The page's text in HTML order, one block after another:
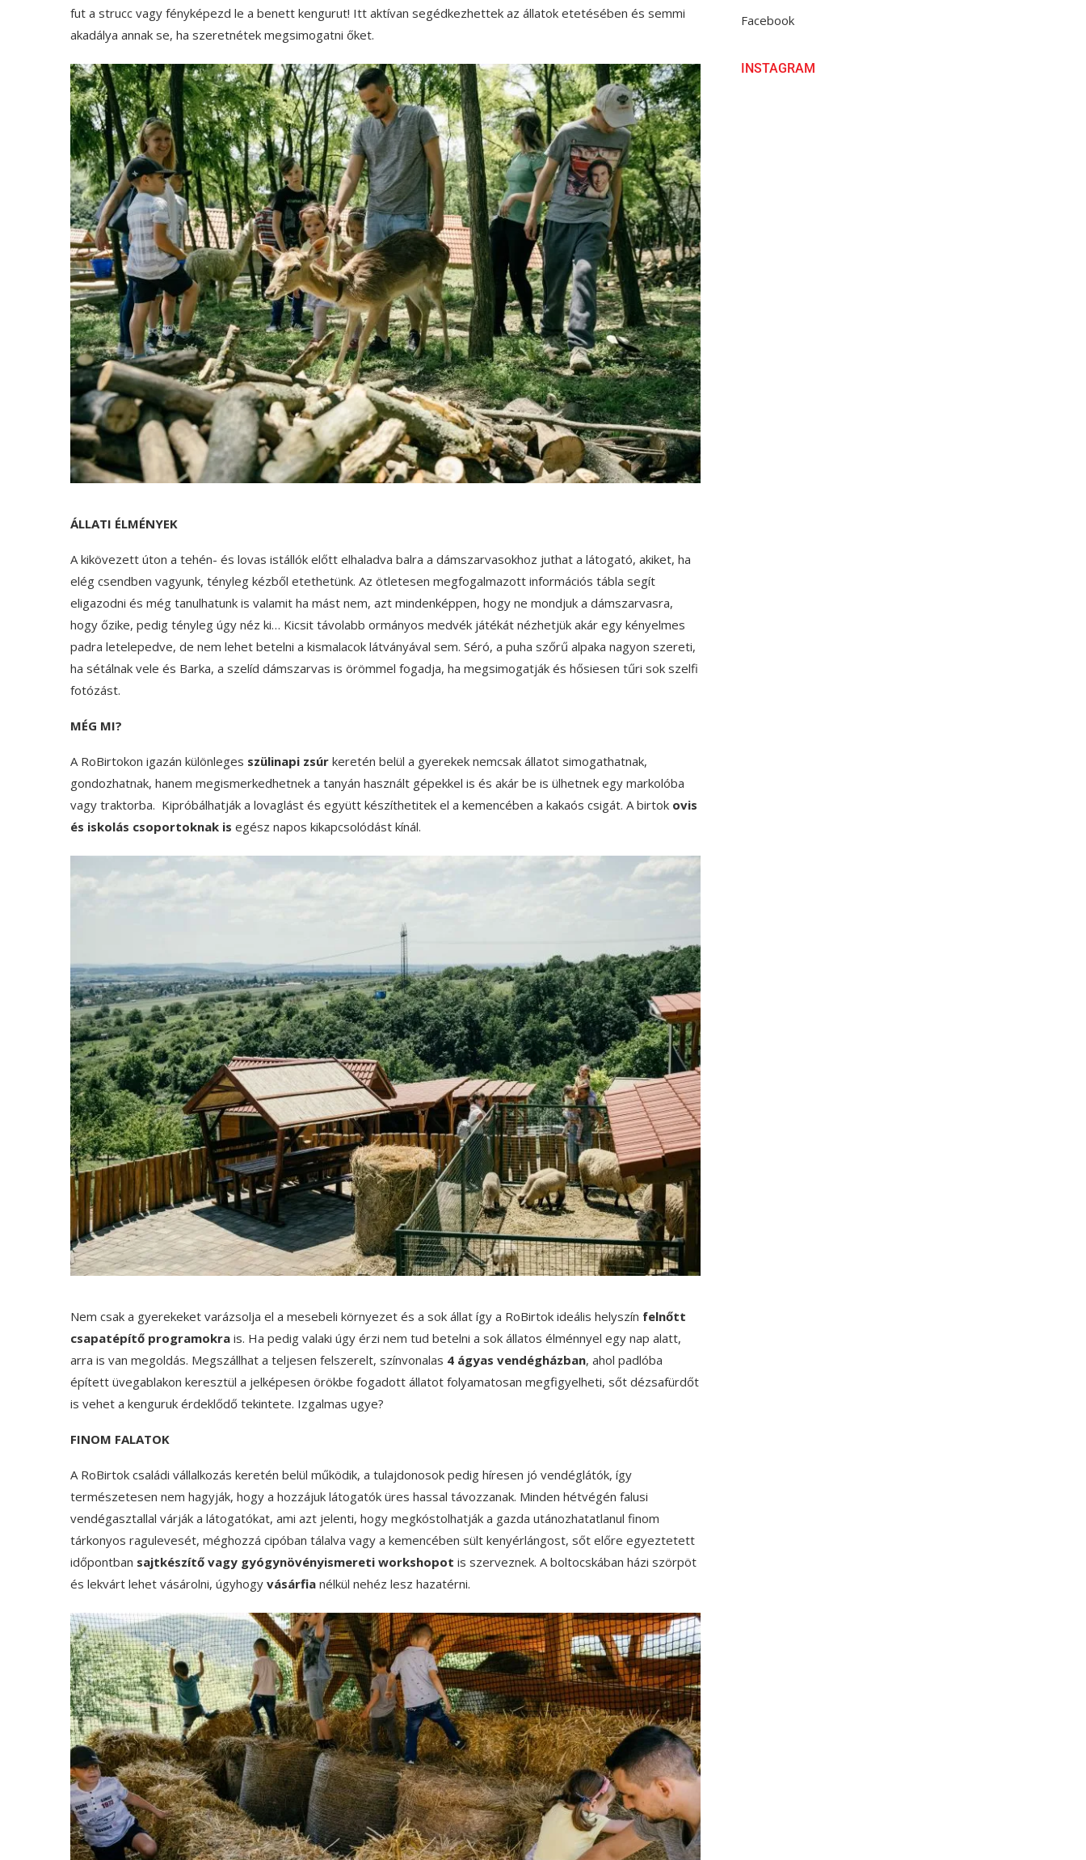
fut a strucc vagy fényképezd le a benett kengurut! Itt aktívan segédkezhettek az állatok etetésében és semmi
akadálya annak se, ha szeretnétek megsimogatni őket.
ÁLLATI ÉLMÉNYEK
A kikövezett úton a tehén- és lovas istállók előtt elhaladva balra a dámszarvasokhoz juthat a látogató, akiket, ha
elég csendben vagyunk, tényleg kézből etethetünk. Az ötletesen megfogalmazott információs tábla segít
eligazodni és még tanulhatunk is valamit ha mást nem, azt mindenképpen, hogy ne mondjuk a dámszarvasra,
hogy őzike, pedig tényleg úgy néz ki… Kicsit távolabb ormányos medvék játékát nézhetjük akár egy kényelmes
padra letelepedve, de nem lehet betelni a kismalacok látványával sem. Séró, a puha szőrű alpaka nagyon szereti,
ha sétálnak vele és Barka, a szelíd dámszarvas is örömmel fogadja, ha megsimogatják és hősiesen tűri sok szelfi
fotózást.
MÉG MI?
A RoBirtokon igazán különleges szülinapi zsúr keretén belül a gyerekek nemcsak állatot simogathatnak,
gondozhatnak, hanem megismerkedhetnek a tanyán használt gépekkel is és akár be is ülhetnek egy markolóba
vagy traktorba. Kipróbálhatják a lovaglást és együtt készíthetitek el a kemencében a kakaós csigát. A birtok ovis
és iskolás csoportoknak is egész napos kikapcsolódást kínál.
Nem csak a gyerekeket varázsolja el a mesebeli környezet és a sok állat így a RoBirtok ideális helyszín felnőtt
csapatépítő programokra is. Ha pedig valaki úgy érzi nem tud betelni a sok állatos élménnyel egy nap alatt,
arra is van megoldás. Megszállhat a teljesen felszerelt, színvonalas 4 ágyas vendégházban, ahol padlóba
épített üvegablakon keresztül a jelképesen örökbe fogadott állatot folyamatosan megfigyelheti, sőt dézsafürdőt
is vehet a kenguruk érdeklődő tekintete. Izgalmas ugye?
FINOM FALATOK
A RoBirtok családi vállalkozás keretén belül működik, a tulajdonosok pedig híresen jó vendéglátók, így
természetesen nem hagyják, hogy a hozzájuk látogatók üres hassal távozzanak. Minden hétvégén falusi
vendégasztallal várják a látogatókat, ami azt jelenti, hogy megkóstolhatják a gazda utánozhatatlanul finom
tárkonyos ragulevesét, méghozzá cipóban tálalva vagy a kemencében sült kenyérlángost, sőt előre egyeztetett
időpontban sajtkészítő vagy gyógynövényismereti workshopot is szerveznek. A boltocskában házi szörpöt
és lekvárt lehet vásárolni, úgyhogy vásárfia nélkül nehéz lesz hazatérni.
Facebook
INSTAGRAM